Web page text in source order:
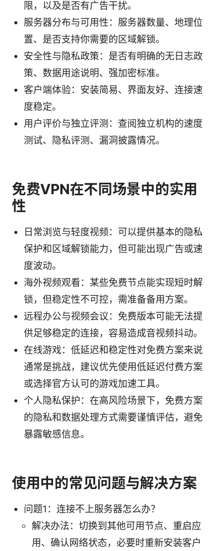
限，以及是否有广告干扰。
服务器分布与可用性：服务器数量、地理位
置、是否支持你需要的区域解锁。
安全性与隐私政策：是否有明确的无日志政
策、数据用途说明、强加密标准。
客户端体验：安装简易、界面友好、连接速
度稳定。
用户评价与独立评测：查阅独立机构的速度
测试、隐私评测、漏洞披露情况。
免费VPN在不同场景中的实用
性
日常浏览与轻度视频：可以提供基本的隐私
保护和区域解锁能力，但可能出现广告或速
度波动。
海外视频观看：某些免费节点能实现短时解
锁，但稳定性不可控，需准备备用方案。
远程办公与视频会议：免费版本可能无法提
供足够稳定的连接，容易造成音视频抖动。
在线游戏：低延迟和稳定性对免费方案来说
通常是挑战，建议优先使用低延迟付费方案
或选择官方认可的游戏加速工具。
个人隐私保护：在高风险场景下，免费方案
的隐私和数据处理方式需要谨慎评估，避免
暴露敏感信息。
使用中的常见问题与解决方案
问题1：连接不上服务器怎么办？
解决办法：切换到其他可用节点、重启应
用、确认网络状态，必要时重新安装客户